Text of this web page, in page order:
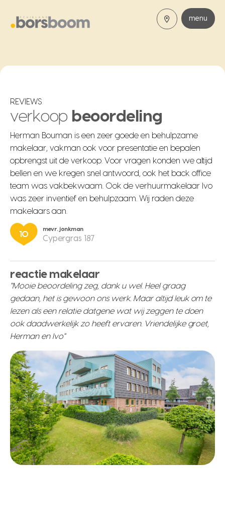
menu
REVIEWS
verkoop beoordeling
Herman Bouman is een zeer goede en behulpzame
makelaar, vakman ook voor presentatie en bepalen
opbrengst uit de verkoop. Voor vragen konden we altijd
bellen en we kregen snel antwoord, ook het back office
team was vakbekwaam. Ook de verhuurmakelaar Ivo
was zeer inventief en behulpzaam. Wij raden deze
makelaars aan.
10
mevr. jonkman
Cypergras 187
reactie makelaar
"Mooie beoordeling zeg, dank u wel. Heel graag
gedaan, het is gewoon ons werk. Maar altijd leuk om te
lezen als een relatie datgene wat wij zeggen te doen
ook daadwerkelijk zo heeft ervaren. Vriendelijke groet,
Herman en Ivo"